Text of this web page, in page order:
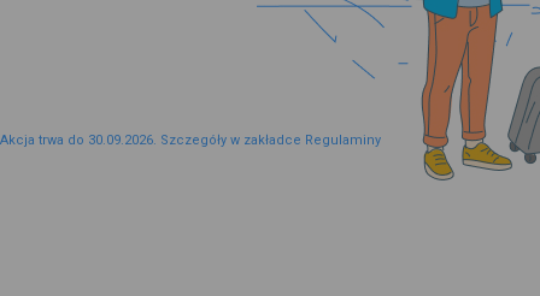
Akcja trwa do 30.09.2026. Szczegóły w zakładce Regulaminy